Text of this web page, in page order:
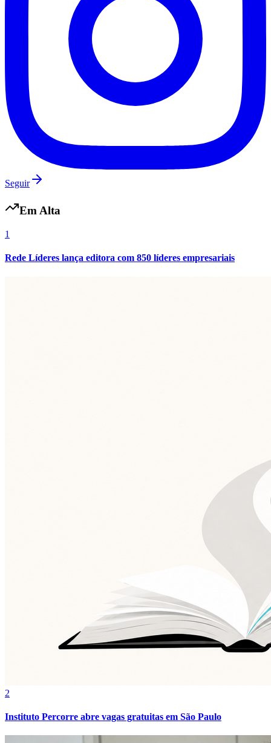
Vasco
Seguir
Em Alta
1
Rede Líderes lança editora com 850 líderes empresariais
2
Instituto Percorre abre vagas gratuitas em São Paulo